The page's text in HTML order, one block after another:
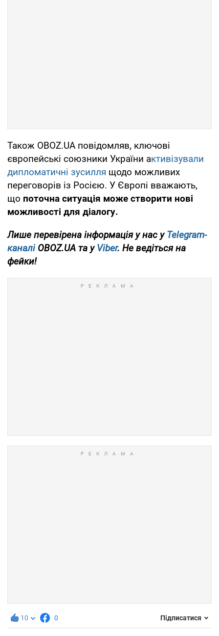
Також OBOZ.UA повідомляв, ключові
європейські союзники України активізували
дипломатичні зусилля щодо можливих
переговорів із Росією. У Європі вважають,
що поточна ситуація може створити нові
можливості для діалогу.
Лише перевірена інформація у нас уTelegram-
каналіOBOZ.UA та уViber. Не ведіться на
фейки!
10 0 Підписатися